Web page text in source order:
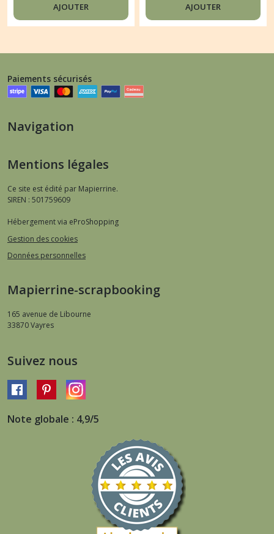
AJOUTER AJOUTER
Paiements sécurisés
Navigation
Mentions légales
Ce site est édité par Mapierrine.
SIREN : 501759609
Hébergement via eProShopping
Gestion des cookies
Données personnelles
Mapierrine-scrapbooking
165 avenue de Libourne
33870Vayres
Suivez nous
Note globale : 4,9/5